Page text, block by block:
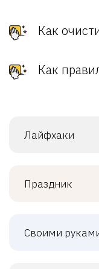
Как
Как
Лайфхаки
Праздник
Своими